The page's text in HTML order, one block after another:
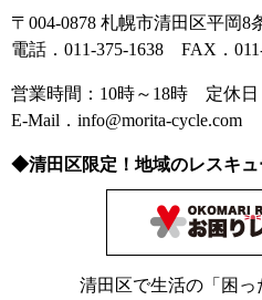
〒004-0878 札幌市清田区平岡8
電話．011-375-1638 FAX．
営業時間：10時～18時 定休日
E-Mail．info@morita-cycle.com
◆清田区限定！地域のレスキュ
清田区で生活の「困っ